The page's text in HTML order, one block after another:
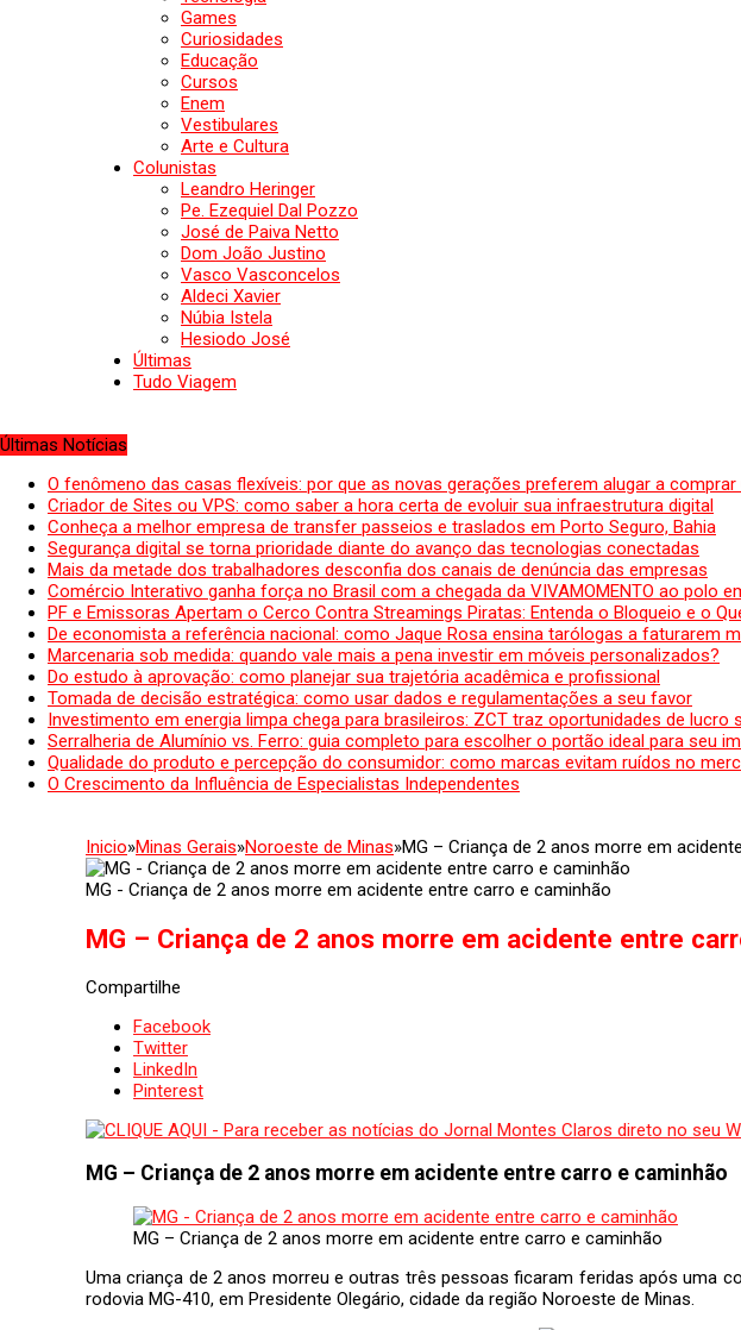
Games
Curiosidades
Educação
Cursos
Enem
Vestibulares
Arte e Cultura
Colunistas
Leandro Heringer
Pe. Ezequiel Dal Pozzo
José de Paiva Netto
Dom João Justino
Vasco Vasconcelos
Aldeci Xavier
Núbia Istela
Hesiodo José
Últimas
Tudo Viagem
Últimas Notícias
O fenômeno das casas flexíveis: por que as novas gerações preferem alugar a comprar
Criador de Sites ou VPS: como saber a hora certa de evoluir sua infraestrutura digital
Conheça a melhor empresa de transfer passeios e traslados em Porto Seguro, Bahia
Segurança digital se torna prioridade diante do avanço das tecnologias conectadas
Mais da metade dos trabalhadores desconfia dos canais de denúncia das empresas
Comércio Interativo ganha força no Brasil com a chegada da VIVAMOMENTO ao polo
PF e Emissoras Apertam o Cerco Contra Streamings Piratas: Entenda o Bloqueio e o
De economista a referência nacional: como Jaque Rosa ensina tarólogas a faturarem
Marcenaria sob medida: quando vale mais a pena investir em móveis personalizados?
Do estudo à aprovação: como planejar sua trajetória acadêmica e profissional
Tomada de decisão estratégica: como usar dados e regulamentações a seu favor
Investimento em energia limpa chega para brasileiros: ZCT traz oportunidades de
Serralheria de Alumínio vs. Ferro: guia completo para escolher o portão ideal para seu
Qualidade do produto e percepção do consumidor: como marcas evitam ruídos no
O Crescimento da Influência de Especialistas Independentes
Inicio»Minas Gerais»Noroeste de Minas»MG – Criança de 2 anos morre em
MG - Criança de 2 anos morre em acidente entre carro e caminhão
MG – Criança de 2 anos morre em acidente entre
Compartilhe
Facebook
Twitter
LinkedIn
Pinterest
MG – Criança de 2 anos morre em acidente entre carro e caminhão
MG – Criança de 2 anos morre em acidente entre carro e caminhão
Uma criança de 2 anos morreu e outras três pessoas ficaram feridas após uma
rodovia MG-410, em Presidente Olegário, cidade da região Noroeste de Minas.